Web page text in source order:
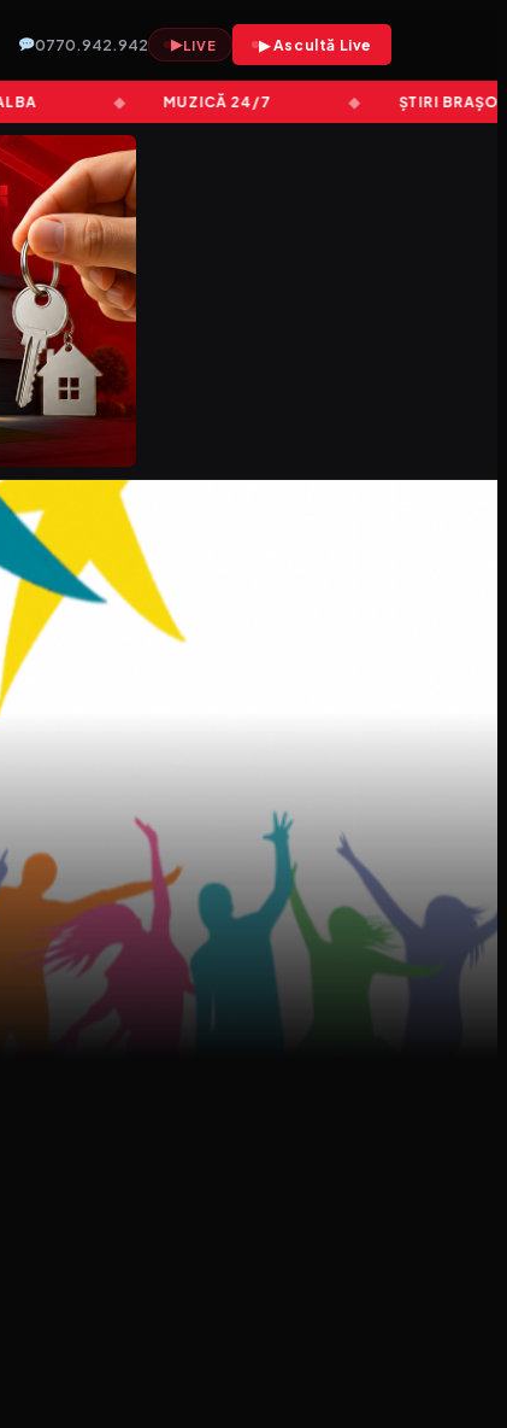
0770.942.942 ▶LIVE ▶ Ascultă Live
MUZICĂ 24/7 ȘTIRI BRAȘOV